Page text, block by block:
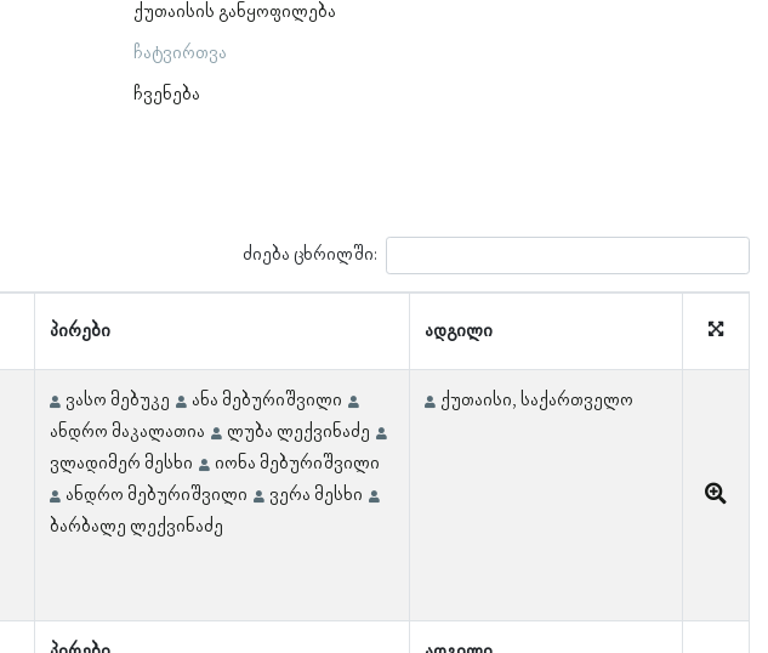
ქუთაისის განყოფილება
ჩატვირთვა
ჩვენება
ძიება ცხრილში:
პირები ადგილი
ვასო მებუკე
ანა მებურიშვილი
ანდრო მაკალათია
ლუბა ლექვინაძე
ვლადიმერ მესხი
იონა მებურიშვილი
ანდრო მებურიშვილი
ვერა მესხი
ბარბალე ლექვინაძე
ქუთაისი, საქართველო